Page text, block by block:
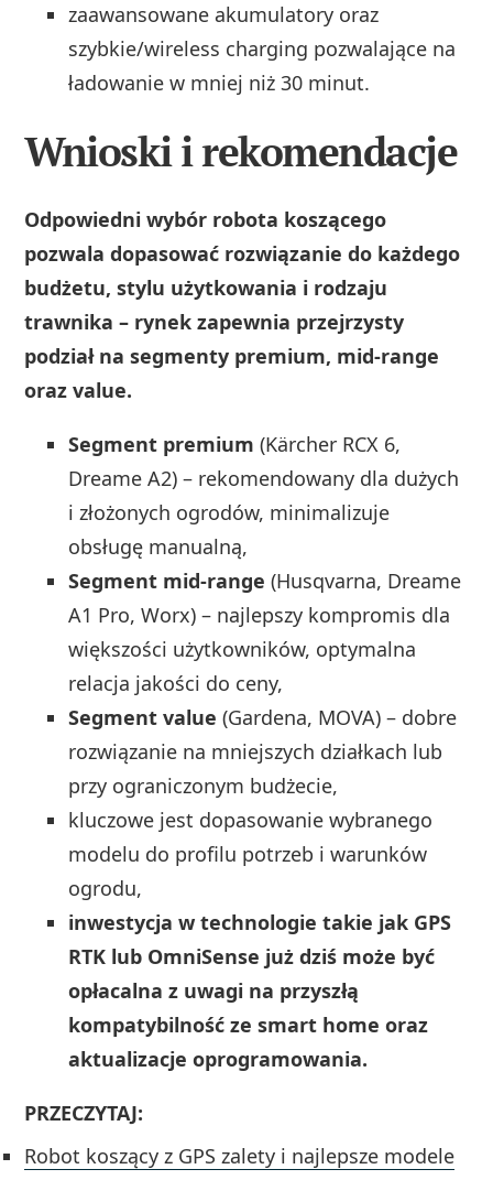
zaawansowane akumulatory oraz
szybkie/wireless charging pozwalające na
ładowanie w mniej niż 30 minut.
Wnioski i rekomendacje
Odpowiedni wybór robota koszącego
pozwala dopasować rozwiązanie do każdego
budżetu, stylu użytkowania i rodzaju
trawnika – rynek zapewnia przejrzysty
podział na segmenty premium, mid-range
oraz value.
Segment premium (Kärcher RCX 6,
Dreame A2) – rekomendowany dla dużych
i złożonych ogrodów, minimalizuje
obsługę manualną,
Segment mid-range (Husqvarna, Dreame
A1 Pro, Worx) – najlepszy kompromis dla
większości użytkowników, optymalna
relacja jakości do ceny,
Segment value (Gardena, MOVA) – dobre
rozwiązanie na mniejszych działkach lub
przy ograniczonym budżecie,
kluczowe jest dopasowanie wybranego
modelu do profilu potrzeb i warunków
ogrodu,
inwestycja w technologie takie jak GPS
RTK lub OmniSense już dziś może być
opłacalna z uwagi na przyszłą
kompatybilność ze smart home oraz
aktualizacje oprogramowania.
PRZECZYTAJ:
Robot koszący z GPS zalety i najlepsze modele